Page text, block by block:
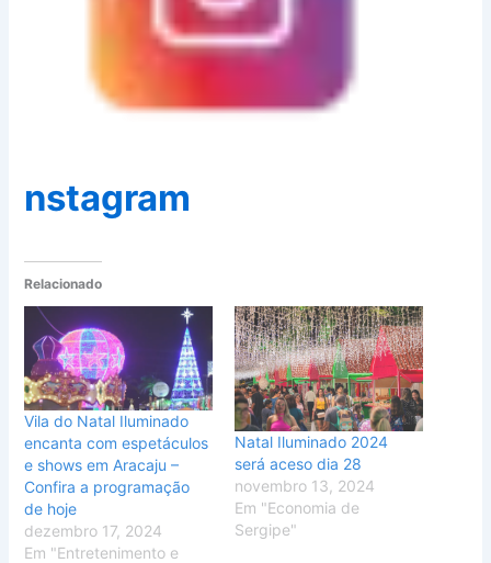
nstagram
Relacionado
Vila do Natal Iluminado
encanta com espetáculos
e shows em Aracaju –
Confira a programação
de hoje
dezembro 17, 2024
Em "Entretenimento e
Natal Iluminado 2024
será aceso dia 28
novembro 13, 2024
Em "Economia de
Sergipe"